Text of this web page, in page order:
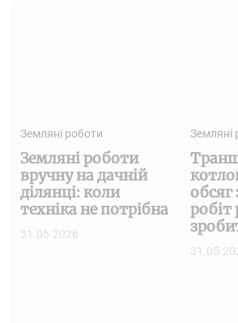
Земляні роботи
Земляні роботи
вручну на дачній
ділянці: коли
техніка не потрібна
31.05.2026
Земляні
робіт